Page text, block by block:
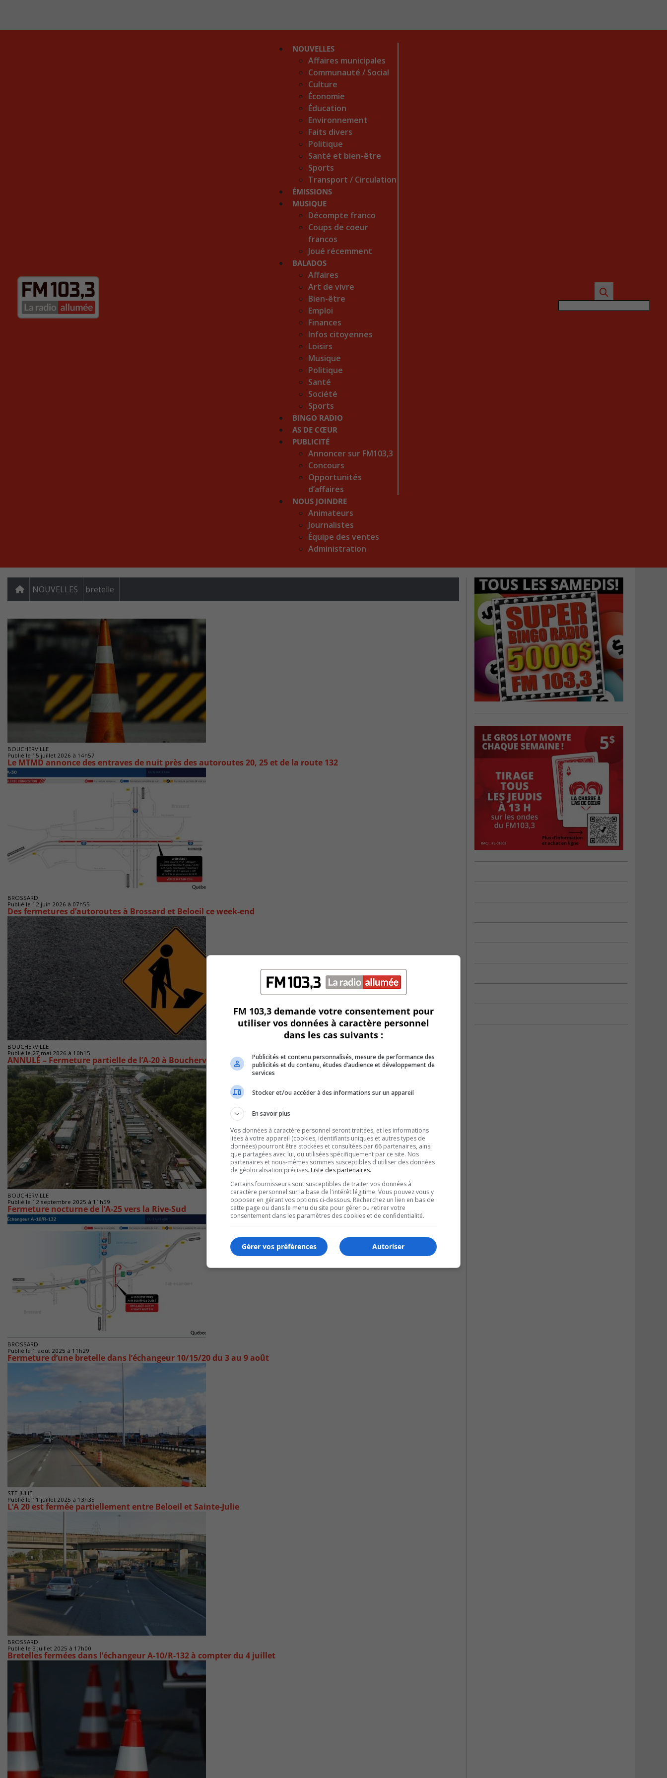
NOUVELLES
Affaires municipales
Communauté / Social
Culture
Économie
Éducation
Environnement
Faits divers
Politique
Santé et bien-être
Sports
Transport / Circulation
ÉMISSIONS
MUSIQUE
Décompte franco
Coups de coeur
francos
Joué récemment
BALADOS
Affaires
Art de vivre
Bien-être
Emploi
Finances
Infos citoyennes
Loisirs
Musique
Politique
Santé
Société
Sports
BINGO RADIO
AS DE CŒUR
PUBLICITÉ
Annoncer sur FM103,3
Concours
Opportunités
d’affaires
NOUS JOINDRE
Animateurs
Journalistes
Équipe des ventes
Administration
NOUVELLES bretelle
BOUCHERVILLE
Publié le 15 juillet 2026 à 14h57
Le MTMD annonce des entraves de nuit près des autoroutes 20, 25 et de la route 132
BROSSARD
Publié le 12 juin 2026 à 07h55
Des fermetures d’autoroutes à Brossard et Beloeil ce week-end
BOUCHERVILLE
Publié le 27 mai 2026 à 10h15
ANNULÉ – Fermeture partielle de l’A-20 à Boucherville ce vendredi soir
BOUCHERVILLE
Publié le 12 septembre 2025 à 11h59
Fermeture nocturne de l’A-25 vers la Rive-Sud
BROSSARD
Publié le 1 août 2025 à 11h29
Fermeture d’une bretelle dans l’échangeur 10/15/20 du 3 au 9 août
STE-JULIE
Publié le 11 juillet 2025 à 13h35
L’A 20 est fermée partiellement entre Beloeil et Sainte-Julie
BROSSARD
Publié le 3 juillet 2025 à 17h00
Bretelles fermées dans l’échangeur A-10/R-132 à compter du 4 juillet
FM 103,3 demande votre consentement pour
utiliser vos données à caractère personnel
dans les cas suivants :
Publicités et contenu personnalisés, mesure de performance des
publicités et du contenu, études d’audience et développement de
services
Stocker et/ou accéder à des informations sur un appareil
En savoir plus
Vos données à caractère personnel seront traitées, et les informations
liées à votre appareil (cookies, identifiants uniques et autres types de
données) pourront être stockées et consultées par 66 partenaires, ainsi
que partagées avec lui, ou utilisées spécifiquement par ce site. Nos
partenaires et nous-mêmes sommes susceptibles d'utiliser des données
de géolocalisation précises. Liste des partenaires.
Certains fournisseurs sont susceptibles de traiter vos données à
caractère personnel sur la base de l'intérêt légitime. Vous pouvez vous y
opposer en gérant vos options ci-dessous. Recherchez un lien en bas de
cette page ou dans le menu du site pour gérer ou retirer votre
consentement dans les paramètres des cookies et de confidentialité.
Autoriser
Gérer vos préférences